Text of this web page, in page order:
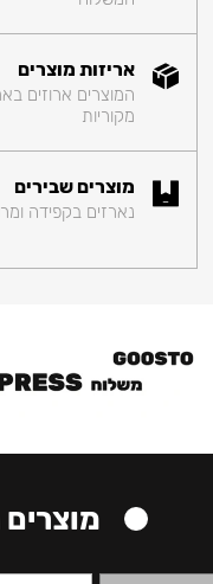
אריזות מוצרים
המוצרים ארוזים
מקוריות
מוצרים שבירים
נארזים בקפידה
מוצרים